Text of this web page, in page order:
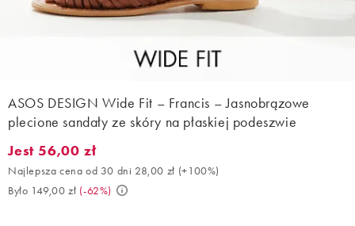
ASOS DESIGN Wide Fit – Francis – Jasnobrązowe
plecione sandały ze skóry na płaskiej podeszwie
Jest 56,00 zł. Najlepsza cena od 30 dni 28,00 zł (+100%). Było
Jest 56,00 zł
Najlepsza cena od 30 dni 28,00 zł (+100%)
Było 149,00 zł (-62%)